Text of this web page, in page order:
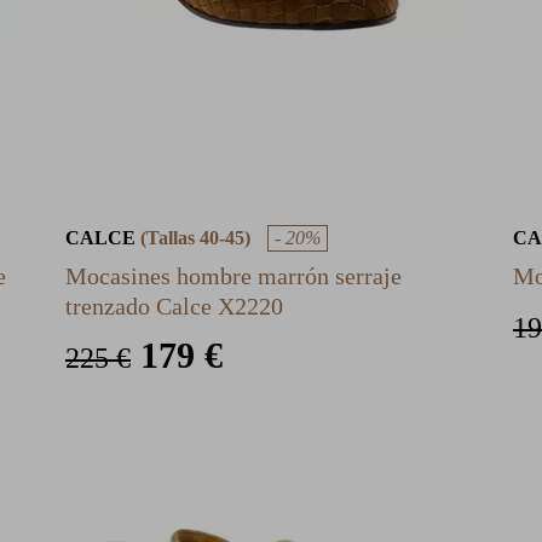
CALCE (Tallas 40-45) - 20%
Mocasines hombre marrón serraje
trenzado Calce X2220
225 € 179 €